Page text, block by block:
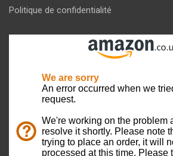
Politique de confidentialité